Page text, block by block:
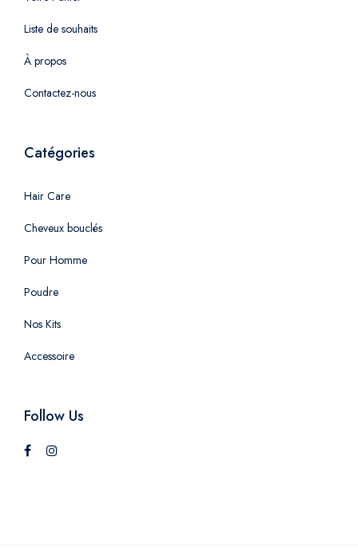
Liste de souhaits
À propos
Contactez-nous
Catégories
Hair Care
Cheveux bouclés
Pour Homme
Poudre
Nos Kits
Accessoire
Follow Us